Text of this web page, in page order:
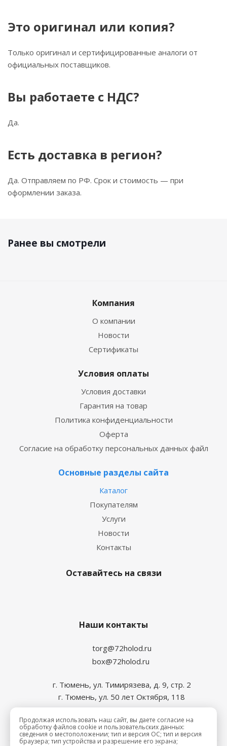
Это оригинал или копия?
Только оригинал и сертифицированные аналоги от
официальных поставщиков.
Вы работаете с НДС?
Да.
Есть доставка в регион?
Да. Отправляем по РФ. Срок и стоимость — при
оформлении заказа.
Ранее вы смотрели
Компания
О компании
Новости
Сертификаты
Условия оплаты
Условия доставки
Гарантия на товар
Политика конфиденциальности
Оферта
Согласие на обработку персональных данных файл
Основные разделы сайта
Каталог
Покупателям
Услуги
Новости
Контакты
Оставайтесь на связи
Наши контакты
torg@72holod.ru
box@72holod.ru
г. Тюмень, ул. Тимирязева, д. 9, стр. 2
г. Тюмень, ул. 50 лет Октября, 118
Продолжая использовать наш сайт, вы даете согласие на
обработку файлов cookie и пользовательских данных:
сведения о местоположении; тип и версия ОС; тип и версия
браузера; тип устройства и разрешение его экрана;